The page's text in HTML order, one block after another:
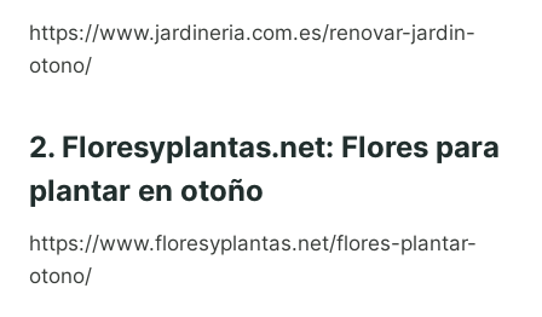
https://www.jardineria.com.es/renovar-jardin-
otono/
2. Floresyplantas.net: Flores para
plantar en otoño
https://www.floresyplantas.net/flores-plantar-
otono/